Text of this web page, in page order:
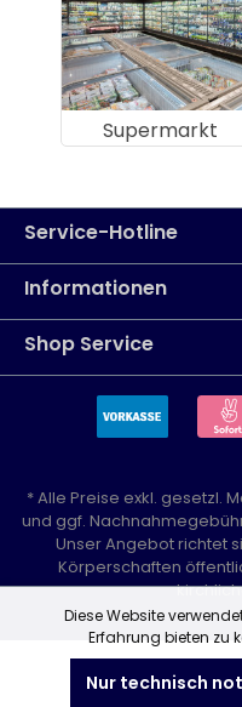
Supermarkt
Service-Hotline
Informationen
Shop Service
* Alle Preise exkl. gesetzl.
und ggf.
Unser Angebot richtet
Körperschaften
Diese Website
Erfahrung bieten zu
Nur technisch